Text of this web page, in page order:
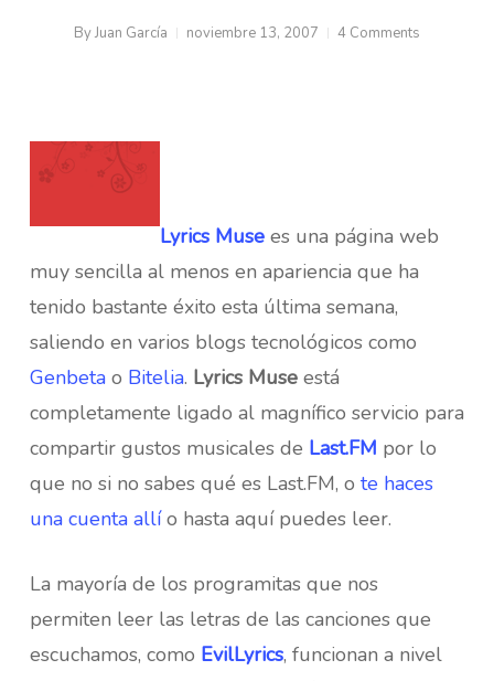
ByJuan García noviembre 13, 2007 4 Comments
Lyrics Musees una página web
muy sencilla al menos en apariencia que ha
tenido bastante éxito esta última semana,
saliendo en varios blogs tecnológicos como
Genbetao Bitelia. Lyrics Museestá
completamente ligado al magnífico servicio para
compartir gustos musicales de Last.FM por lo
que no si no sabes qué es Last.FM, o te haces
una cuenta allío hasta aquí puedes leer.
La mayoría de los programitas que nos
permiten leer las letras de las canciones que
escuchamos, como EvilLyrics, funcionan a nivel